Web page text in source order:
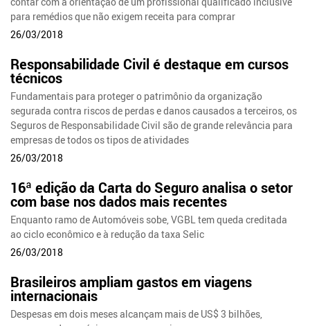
para remédios que não exigem receita para comprar
26/03/2018
Responsabilidade Civil é destaque em cursos
técnicos
Fundamentais para proteger o patrimônio da organização
segurada contra riscos de perdas e danos causados a terceiros, os
Seguros de Responsabilidade Civil são de grande relevância para
empresas de todos os tipos de atividades
26/03/2018
16ª edição da Carta do Seguro analisa o setor
com base nos dados mais recentes
Enquanto ramo de Automóveis sobe, VGBL tem queda creditada
ao ciclo econômico e à redução da taxa Selic
26/03/2018
Brasileiros ampliam gastos em viagens
internacionais
Despesas em dois meses alcançam mais de US$ 3 bilhões,